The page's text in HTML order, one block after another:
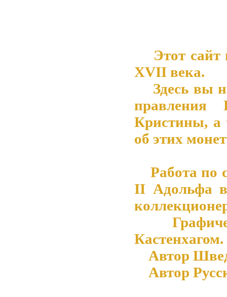
Этот сайт
XVII века.
Здесь вы
Кристины, а
об этих
Работа по
II Адольфа
Кастенхагом.
Автор
Автор